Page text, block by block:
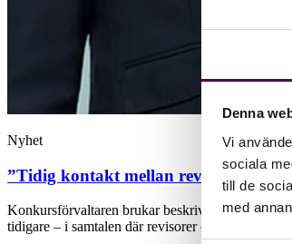
Denna
Vi
sociala
till de
med
Nyhet
”Tidig kontakt mellan revisorer,
Konkursförvaltaren brukar beskrivas som
tidigare – i samtalen där revisorer och